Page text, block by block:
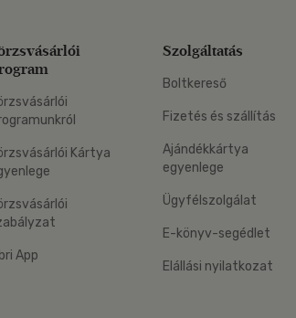
Kártya
App
Szolgáltatás
Boltkereső
Fizetés és szállítás
Ajándékkártya
egyenlege
Ügyfélszolgálat
E-könyv-segédlet
Elállási nyilatkozat